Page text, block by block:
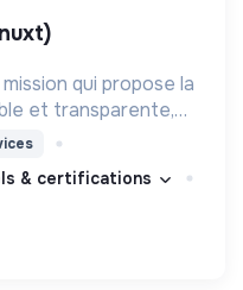
qui propose la
et transparente,
& certifications